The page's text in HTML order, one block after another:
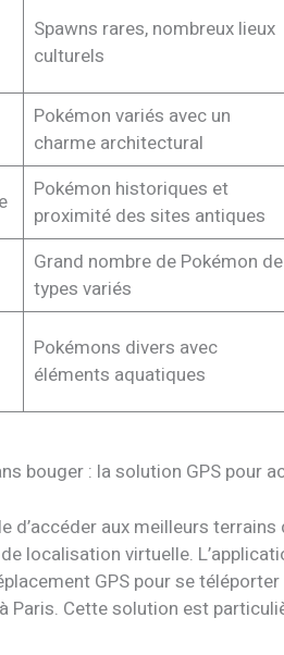
Spawns rares, nombreux lieux
culturels
Pokémon variés avec un
charme architectural
Pokémon historiques et
proximité des sites antiques
Grand nombre de Pokémon de
types variés
Pokémons divers avec
éléments aquatiques
bouger : la solution GPS pour
d’accéder aux meilleurs
localisation virtuelle.
GPS pour se
Paris. Cette solution est